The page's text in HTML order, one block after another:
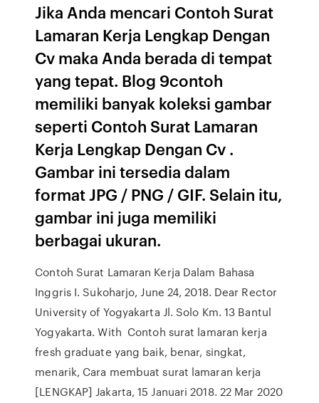
Jika Anda mencari Contoh Surat
Lamaran Kerja Lengkap Dengan
Cv maka Anda berada di tempat
yang tepat. Blog 9contoh
memiliki banyak koleksi gambar
seperti Contoh Surat Lamaran
Kerja Lengkap Dengan Cv .
Gambar ini tersedia dalam
format JPG / PNG / GIF. Selain itu,
gambar ini juga memiliki
berbagai ukuran.
Contoh Surat Lamaran Kerja Dalam Bahasa
Inggris I. Sukoharjo, June 24, 2018. Dear Rector
University of Yogyakarta Jl. Solo Km. 13 Bantul
Yogyakarta. With Contoh surat lamaran kerja
fresh graduate yang baik, benar, singkat,
menarik, Cara membuat surat lamaran kerja
[LENGKAP] Jakarta, 15 Januari 2018. 22 Mar 2020